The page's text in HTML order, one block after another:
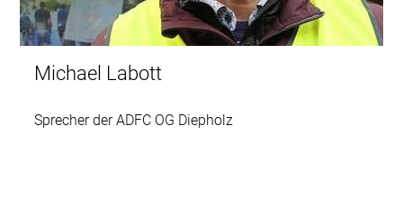
Michael Labott
Sprecher der ADFC OG Diepholz